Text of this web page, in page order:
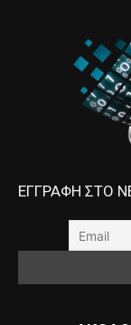
ΕΓΓΡΑΦΗ ΣΤΟ